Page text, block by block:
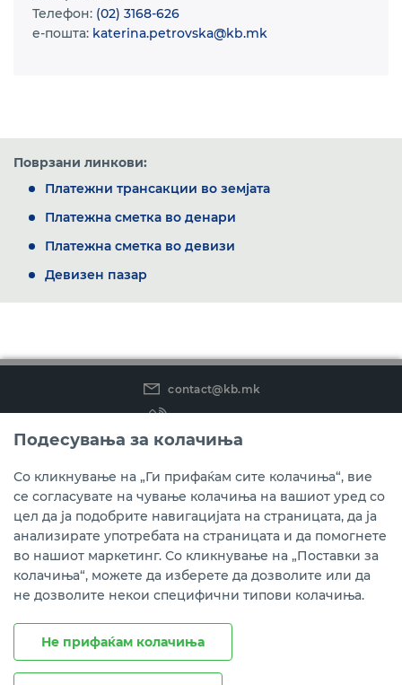
Телефон: (02) 3168-626
e-пошта: katerina.petrovska@kb.mk
Поврзани линкови:
Платежни трансакции во земјата
Платежна сметка во денари
Платежна сметка во девизи
Девизен пазар
contact@kb.mk
(02) 3 296 800
Instagram
LinkedIn
Youtube
Преземете ја мобилната апликација мБанкаКо.
Подесувања за колачиња
Со кликнување на „Ги прифаќам сите колачиња“, вие
се согласувате на чување колачиња на вашиот уред со
цел да ја подобрите навигацијата на страницата, да ја
анализирате употребата на страницата и да помогнете
во нашиот маркетинг. Со кликнување на „Поставки за
колачиња“, можете да изберете да дозволите или да
не дозволите некои специфични типови колачиња.
Не прифаќам колачиња